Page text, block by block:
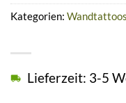
Lieferzeit: 3-5
Kategorien: Wandtattoos